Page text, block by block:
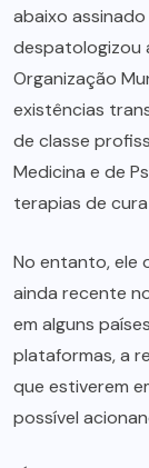
abaixo assinado
despatologizou
Organização
existências
de classe
Medicina e de
terapias de cura
No entanto, ele
ainda recente
em alguns
plataformas, a
que estiverem
possível